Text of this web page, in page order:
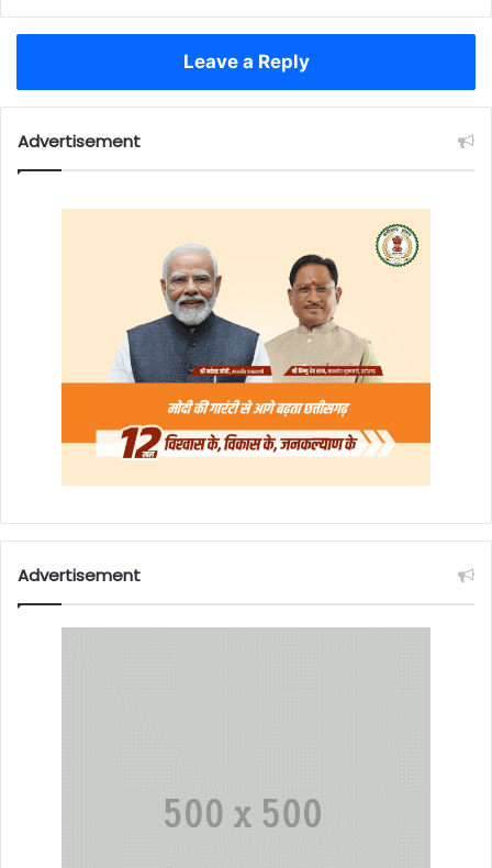
Leave a Reply
Advertisement
Advertisement